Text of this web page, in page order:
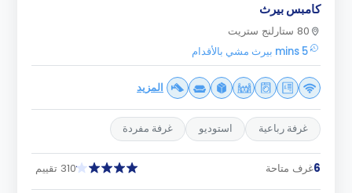
كامبس بيرث
80 ستارلنج ستريت
5 mins بيرث مشي بالأقدام
المزيد
غرفة رباعية استوديو غرفة مفردة
6غرف متاحة 310 تقييم